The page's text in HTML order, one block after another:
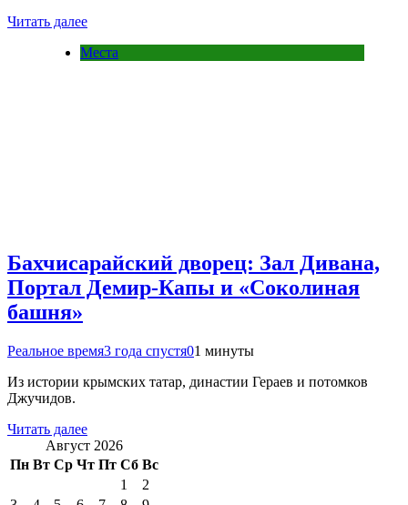
Читать далее
Места
Бахчисарайский дворец: Зал Дивана,
Портал Демир-Капы и «Соколиная
башня»
Реальное время3 года спустя01 минуты
Из истории крымских татар, династии Гераев и потомков
Джучидов.
Читать далее
Август 2026
Пн Вт Ср Чт Пт Сб Вс
1
2